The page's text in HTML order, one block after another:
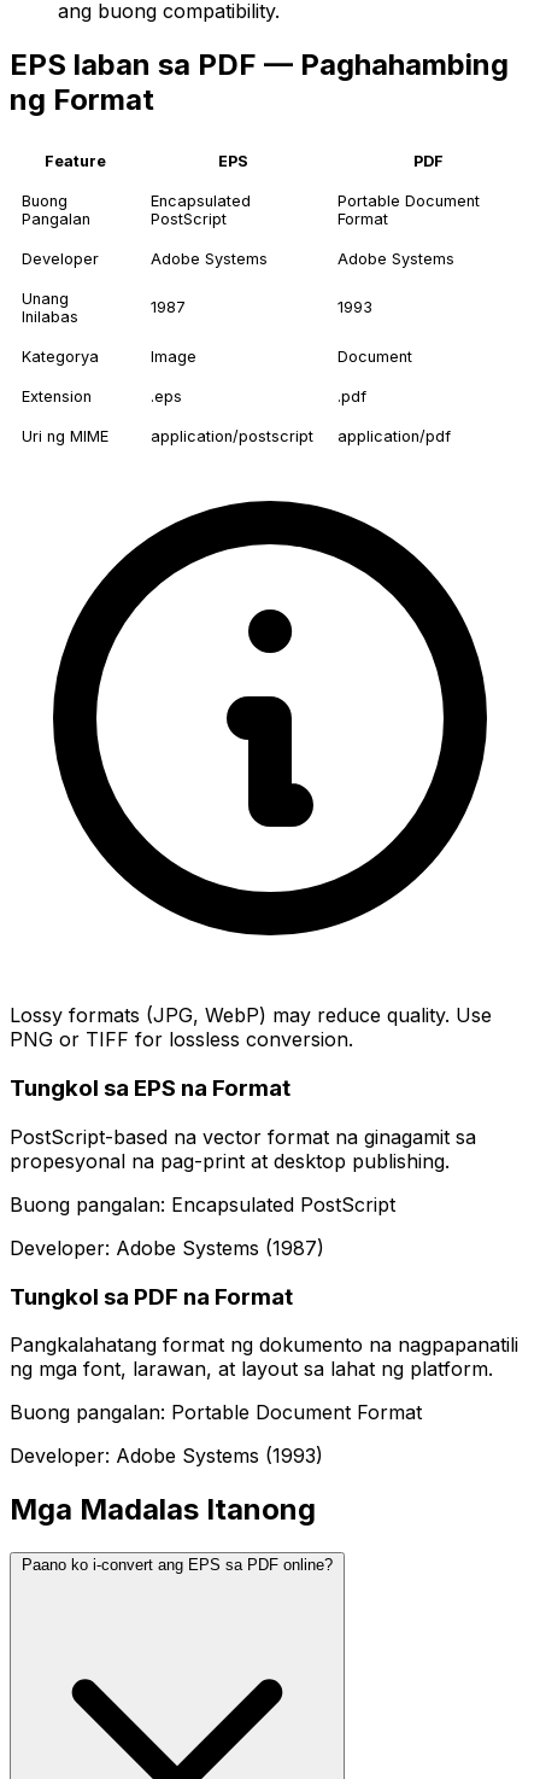
ang buong compatibility.
EPS laban sa PDF — Paghahambing
ng Format
Feature EPS PDF
Buong
Pangalan
Encapsulated
PostScript
Portable Document
Format
Developer Adobe Systems Adobe Systems
Unang
Inilabas
1987 1993
Kategorya Image Document
Extension .eps .pdf
Uri ng MIME application/postscript application/pdf
Lossy formats (JPG, WebP) may reduce quality. Use
PNG or TIFF for lossless conversion.
Tungkol sa EPS na Format
PostScript-based na vector format na ginagamit sa
propesyonal na pag-print at desktop publishing.
Buong pangalan: Encapsulated PostScript
Developer: Adobe Systems (1987)
Tungkol sa PDF na Format
Pangkalahatang format ng dokumento na nagpapanatili
ng mga font, larawan, at layout sa lahat ng platform.
Buong pangalan: Portable Document Format
Developer: Adobe Systems (1993)
Mga Madalas Itanong
Paano ko i-convert ang EPS sa PDF online?